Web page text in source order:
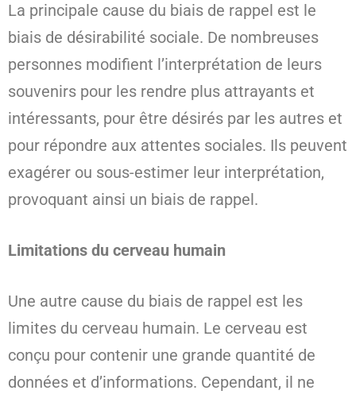
La principale cause du biais de rappel est le
biais de désirabilité sociale. De nombreuses
personnes modifient l’interprétation de leurs
souvenirs pour les rendre plus attrayants et
intéressants, pour être désirés par les autres et
pour répondre aux attentes sociales. Ils peuvent
exagérer ou sous-estimer leur interprétation,
provoquant ainsi un biais de rappel.
Limitations du cerveau humain
Une autre cause du biais de rappel est les
limites du cerveau humain. Le cerveau est
conçu pour contenir une grande quantité de
données et d’informations. Cependant, il ne